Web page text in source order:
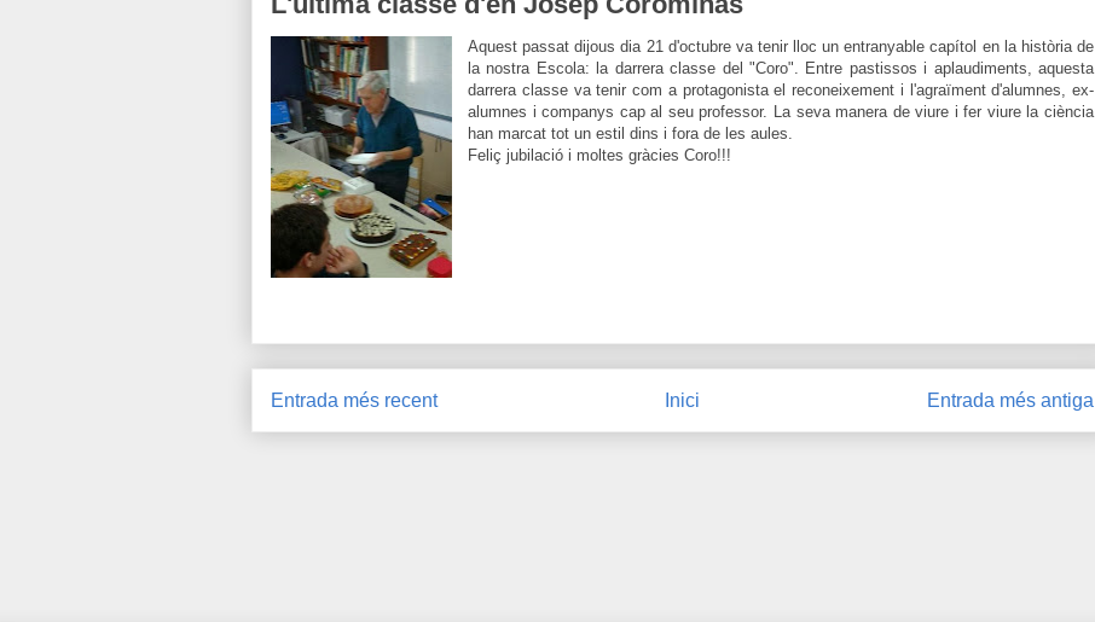
Aquest passat dijous dia 21 d'octubre va tenir lloc un entranyable capítol en la història de
la nostra Escola: la darrera classe del "Coro". Entre pastissos i aplaudiments, aquesta
darrera classe va tenir com a protagonista el reconeixement i l'agraïment d'alumnes, ex-
alumnes i companys cap al seu professor. La seva manera de viure i fer viure la ciència
han marcat tot un estil dins i fora de les aules.
Feliç jubilació i moltes gràcies Coro!!!
Entrada més recent Entrada més antiga
Inici